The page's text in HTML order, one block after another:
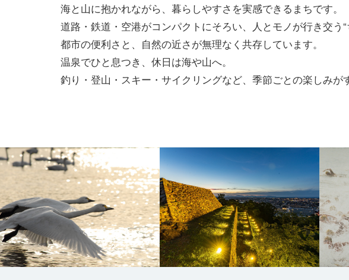
サイトマップ プライバシーポリシー
海と山に抱かれながら、暮らしやすさを実感できるまちです。
道路・鉄道・空港がコンパクトにそろい、人とモノが行き交う“
都市の便利さと、自然の近さが無理なく共存しています。
温泉でひと息つき、休日は海や山へ。
釣り・登山・スキー・サイクリングなど、季節ごとの楽しみが